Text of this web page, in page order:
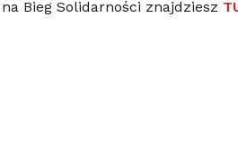
Bieg Solidarności znajdziesz